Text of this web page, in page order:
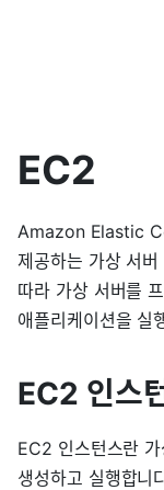
EC2
Amazon Elastic
제공하는 가상 서
따라 가상 서버를
애플리케이션을 실
EC2 인스
EC2 인스턴스란
생성하고 실행합니